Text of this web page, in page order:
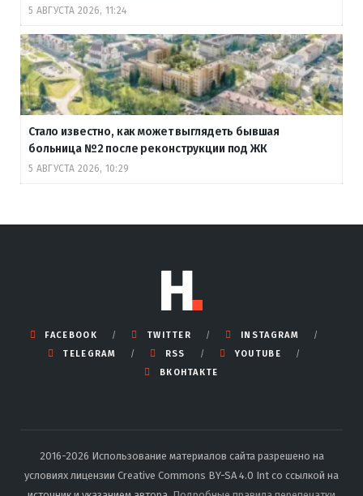
5 АВГУСТА 2026, 11:24
Стало известно, как может выглядеть бывшая
больница №2 после реконструкции под ЖК
5 АВГУСТА 2026, 10:29
FACEBOOK TWITTER
INSTAGRAM
TELEGRAM
RSS
YOUTUBE
ВКОНТАКТЕ
2016-2026 Использование материалов сайта разрешено на
условиях лицензии Creative Commons BY-SA 4.0 Int со ссылкой на